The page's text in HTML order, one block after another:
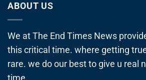
ABOUT US
We at The End Times News
this critical time. where getting
rare. we do our best to give u real